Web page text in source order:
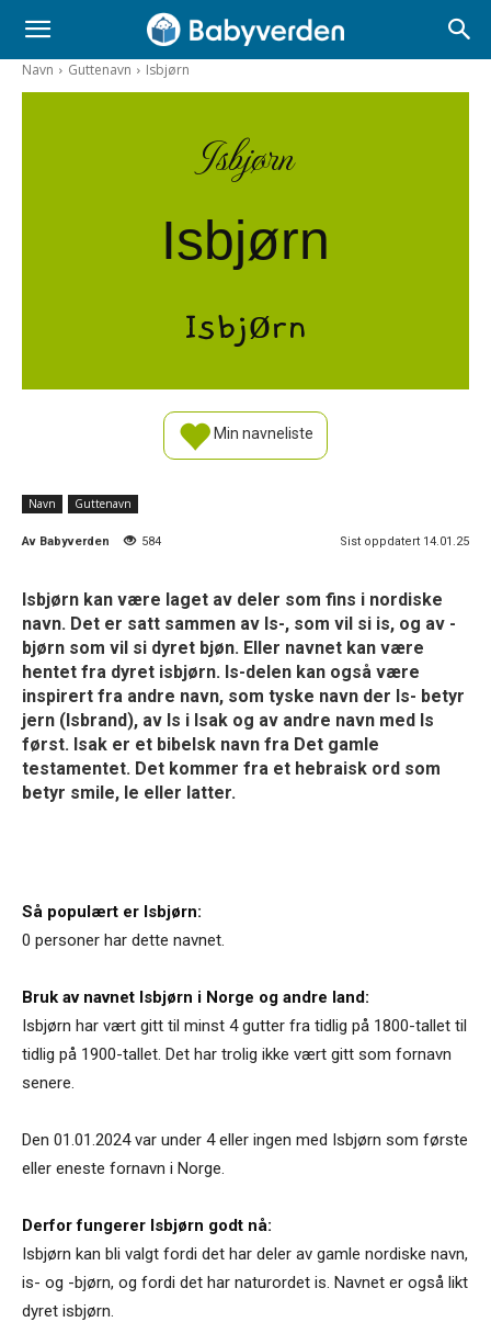
Navn Guttenavn Isbjørn
Isbjørn
Isbjørn
Isbjørn
Min navneliste
Navn Guttenavn
Av Babyverden 584 Sist oppdatert 14.01.25
Isbjørn kan være laget av deler som fins i nordiske
navn. Det er satt sammen av Is-, som vil si is, og av -
bjørn som vil si dyret bjøn. Eller navnet kan være
hentet fra dyret isbjørn. Is-delen kan også være
inspirert fra andre navn, som tyske navn der Is- betyr
jern (Isbrand), av Is i Isak og av andre navn med Is
først. Isak er et bibelsk navn fra Det gamle
testamentet. Det kommer fra et hebraisk ord som
betyr smile, le eller latter.
Så populært er Isbjørn:
0 personer har dette navnet.
Bruk av navnet Isbjørn i Norge og andre land:
Isbjørn har vært gitt til minst 4 gutter fra tidlig på 1800-tallet til
tidlig på 1900-tallet. Det har trolig ikke vært gitt som fornavn
senere.
Den 01.01.2024 var under 4 eller ingen med Isbjørn som første
eller eneste fornavn i Norge.
Derfor fungerer Isbjørn godt nå:
Isbjørn kan bli valgt fordi det har deler av gamle nordiske navn,
is- og -bjørn, og fordi det har naturordet is. Navnet er også likt
dyret isbjørn.